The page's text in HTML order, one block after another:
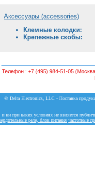
Аксессуары (accessories)
Клемные колодки:
Крепежные скобы:
Телефон :+7 (495) 984-51-05
© Delta Electronics, LLC - Поставка
ни при каких условиях не является
реле, блок питания частотные